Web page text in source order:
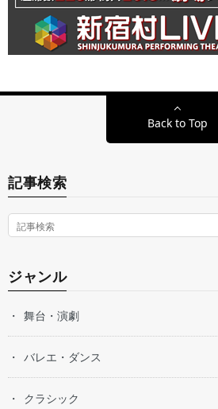
Back to Top
記事検索
ジャンル
舞台・演劇
バレエ・ダンス
クラシック